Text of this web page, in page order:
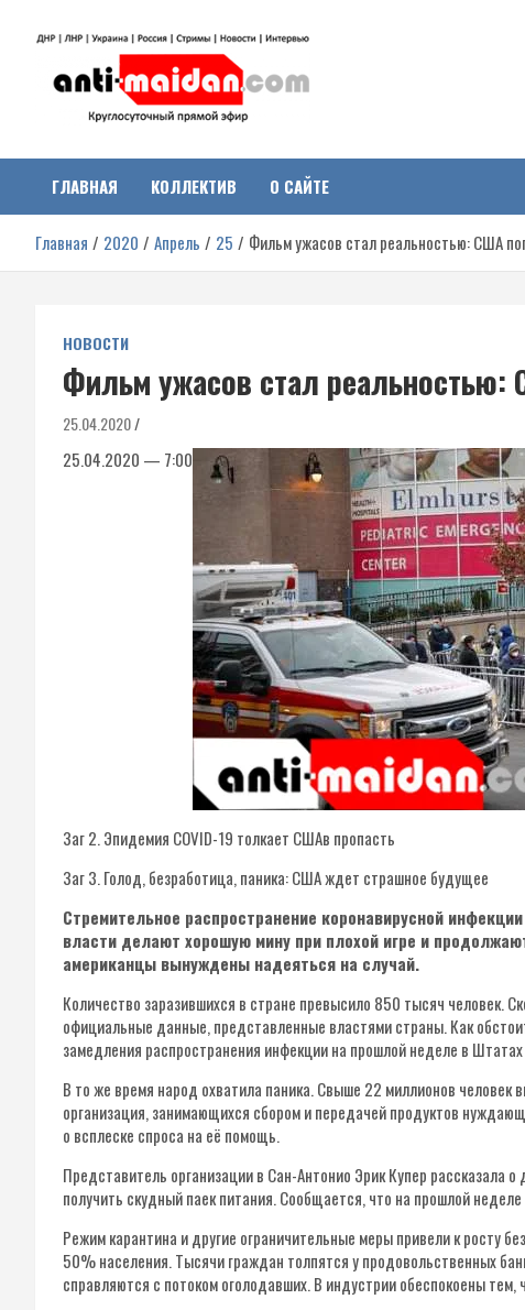
Антимайдан:
Гражданская война на
Украине
о гражданской войне на Украине, включая события в Новороссии,
ДНР, ЛНР и других регионах.
ГЛАВНАЯ КОЛЛЕКТИВ О САЙТЕ
Главная 2020 Апрель 25 Фильм ужасов стал реальностью: США
НОВОСТИ
Фильм ужасов стал реальностью:
25.04.2020
25.04.2020 — 7:00
Заг 2. Эпидемия COVID-19 толкает СШАв пропасть
Заг 3. Голод, безработица, паника: США ждет страшное будущее
Стремительное распространение коронавирусной
власти делают хорошую мину при плохой игре и
американцы вынуждены надеяться на случай.
Количество заразившихся в стране превысило 850 тысяч человек.
официальные данные, представленные властями страны. Как
замедления распространения инфекции на прошлой неделе в
В то же время народ охватила паника. Свыше 22 миллионов
организация, занимающихся сбором и передачей продуктов
о всплеске спроса на её помощь.
Представитель организации в Сан-Антонио Эрик Купер рассказала
получить скудный паек питания. Сообщается, что на прошлой
Режим карантина и другие ограничительные меры привели к росту
50% населения. Тысячи граждан толпятся у продовольственных
справляются с потоком оголодавших. В индустрии обеспокоены тем,